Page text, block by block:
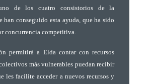
de los cuatro consistorios de la
han conseguido esta ayuda, que ha sido
concurrencia competitiva.
permitirá a Elda contar con recursos
más vulnerables puedan recibir
les facilite acceder a nuevos recursos y